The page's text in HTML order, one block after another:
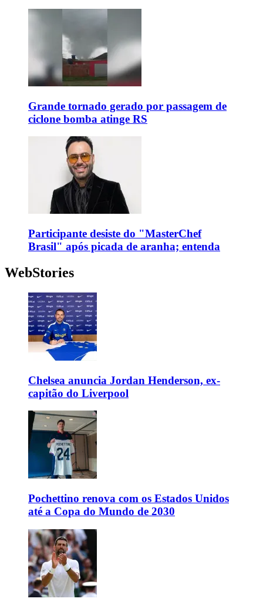
Grande tornado gerado por passagem de
ciclone bomba atinge RS
Participante desiste do "MasterChef
Brasil" após picada de aranha; entenda
WebStories
Chelsea anuncia Jordan Henderson, ex-
capitão do Liverpool
Pochettino renova com os Estados Unidos
até a Copa do Mundo de 2030